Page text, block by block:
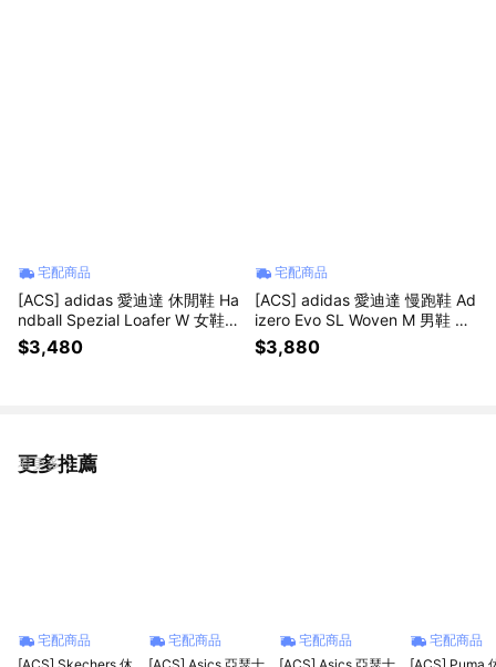
宅配商品
[ACS] adidas 愛迪達 休閒鞋 Ha
ndball Spezial Loafer W 女鞋
棕 麂皮 樂福鞋 LA8060
$3,480
宅配商品
[ACS] adidas 愛迪達 慢跑鞋 Ad
izero Evo SL Woven M 男鞋 黑
彩 聯名 緩震 KJ6160
$3,880
更多推薦
看更多
宅配商品
宅配商品
宅配商品
宅配商品